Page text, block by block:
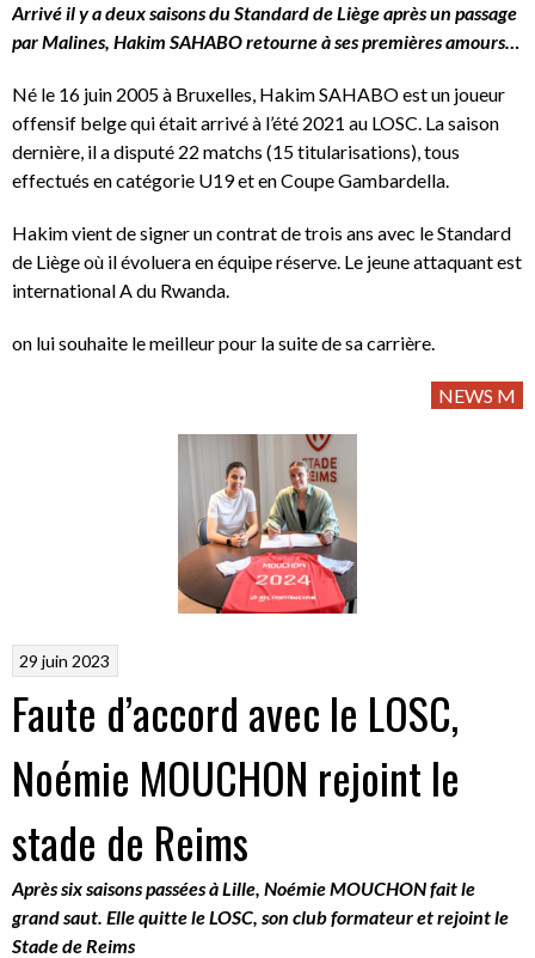
Arrivé il y a deux saisons du Standard de Liège après un passage
par Malines, Hakim SAHABO retourne à ses premières amours…
Né le 16 juin 2005 à Bruxelles, Hakim SAHABO est un joueur
offensif belge qui était arrivé à l’été 2021 au LOSC. La saison
dernière, il a disputé 22 matchs (15 titularisations), tous
effectués en catégorie U19 et en Coupe Gambardella.
Hakim vient de signer un contrat de trois ans avec le Standard
de Liège où il évoluera en équipe réserve. Le jeune attaquant est
international A du Rwanda.
on lui souhaite le meilleur pour la suite de sa carrière.
NEWS M
29 juin 2023
Faute d’accord avec le LOSC,
Noémie MOUCHON rejoint le
stade de Reims
Après six saisons passées à Lille, Noémie MOUCHON fait le
grand saut. Elle quitte le LOSC, son club formateur et rejoint le
Stade de Reims